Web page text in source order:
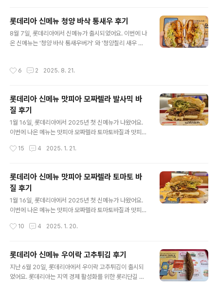
은 단품 8,400hititler.tistory.com 청양칠리 새우 베이
컨 콤보가격은 단품 6,300원, 세트 8,500원입니다. 칼로
리는 단품 478kcal, 세트 591~1,315kcal 입니다. 중랑
롯데리아 신메뉴 청양 바삭 통새우 후기
8월 7일, 롯데리아에서 신메뉴가 출시되었어요. 이번에 나
온 신메뉴는 '청양 바삭 통새우버거' 와 '청양칠리 새우 베
단품 540kcal, 세트 652kcal ~ 1,196kcal 입니다. 중량
0kcal, 세트 652kcal ~ 1,196kcal 입니다. 중량은 단품
232g 입니다. 크기는 지름 9~9.5cm, 높이 6.5~7cm 입
니다. 메뉴 사진만 봤을 때에는 그렇게 커보이지 않았는데,
생각보다 두께감이 있어서 살짝 놀랐어요. 포장지는 청양
6 2 2025. 8. 21.
롯데리아 신메뉴 맛피아 모짜렐라 발사믹 바
질 후기
1월 16일, 롯데리아에서 2025년 첫 신메뉴가 나왔어요.
이번에 나온 메뉴는 맛피아 모짜렐라 토마토바질과 맛피
의 나폴리맛피아와 콜라보한 메뉴로, 출시 이전부터 홍보
저기서 콜라보 메뉴가 출시되는 거 보면 흑백요리사가 정
말 인기는 인기였나 봐요. 참고 : 롯데리아 신메뉴 맛피
아 모짜렐라 토마토 바질 후기 https://hititler.tistory.co
m/3811 맛피아 모짜렐라 발사믹바질 콤보가격은 단품 8,
900원, 세트 11,00원입니다. 칼로리는 단품 737kcal, 세
보는 별도로 판매하는 구성은 아니지만, 11번가에..
15 4 2025. 1. 21.
롯데리아 신메뉴 맛피아 모짜렐라 토마토 바
질 후기
1월 16일, 롯데리아에서 2025년 첫 신메뉴가 나왔어요.
이번에 나온 메뉴는 맛피아 모짜렐라 토마토바질과 맛피
의 나폴리맛피아와 콜라보한 메뉴로, 출시 이전부터 홍보
저기서 콜라보 메뉴가 출시되는 거 보면 흑백요리사가 정
말 인기는 인기였나 봐요. 맛피아 모짜렐라 토마토바질 콤
보가격은 단품 8,900원, 세트 11,00원입니다. 칼로리
는 단품 737kcal, 세트 1,130kcal 입니다. 중량은 단
10 4 2025. 1. 20.
롯데리아 신메뉴 우이락 고추튀김 후기
지난 6월 20일, 롯데리아에서 우이락 고추튀김이 출시되
었어요. 롯데리아는 지역 경제 활성화를 위한 롯리단길 프